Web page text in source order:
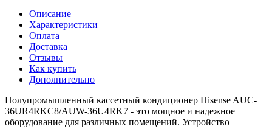
Описание
Характеристики
Оплата
Доставка
Отзывы
Как купить
Дополнительно
Полупромышленный кассетный кондиционер Hisense AUC-
36UR4RKC8/AUW-36U4RK7 - это мощное и надежное
оборудование для различных помещений. Устройство